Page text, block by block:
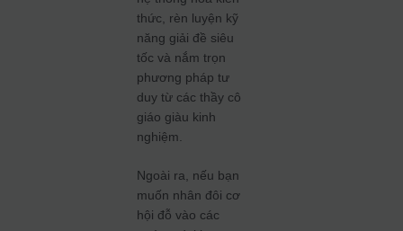
thức, rèn luyện kỹ
năng giải đề siêu
tốc và nắm trọn
phương pháp tư
duy từ các thầy cô
giáo giàu kinh
nghiệm.
Ngoài ra, nếu bạn
muốn nhân đôi cơ
hội đỗ vào các